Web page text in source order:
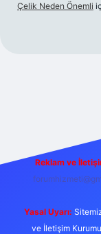
Çelik Neden Önemli
Reklam ve
Yasal Uyarı:
ve İletişim